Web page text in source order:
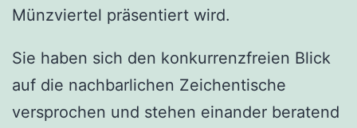
Münzviertel präsentiert wird.
Sie haben sich den konkurrenzfreien Blick
auf die nachbarlichen Zeichentische
versprochen und stehen einander beratend